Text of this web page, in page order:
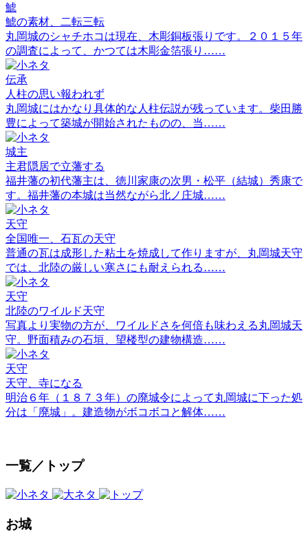
鯱
鯱の素材、二転三転
丸岡城のシャチホコは現在、木彫銅板張りです。２０１５年
の調査によって、かつては木彫金箔張り……
伝承
人柱の思い報われず
丸岡城にはかなり具体的な人柱伝説が残っています。柴田勝
豊によって築城が開始されたものの、当……
城主
主君隠居で立藩する
福井藩の初代藩主は、徳川家康の次男・松平（結城）秀康で
す。福井藩の本城は当然ながら北ノ庄城……
天守
全国唯一、石瓦の天守
普通の瓦は成形した粘土を焼成して作りますが、丸岡城天守
では、北陸の厳しい寒さにも耐えられる……
天守
北陸のワイルド天守
写真より実物の方が、ワイルドさを何倍も味わえる丸岡城天
守。野面積みの石垣、望楼型の建物構造……
天守
天守、寺になる
明治６年（１８７３年）の廃城令によって丸岡城に下った処
分は「廃城」。建造物がボコボコと解体……
一覧／トップ
お城